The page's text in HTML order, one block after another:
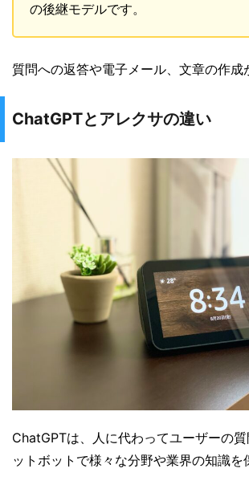
の後継モデルです。
質問への返答や電子メール、文章の作成
ChatGPTとアレクサの違い
ChatGPTは、人に代わってユーザーの
ットボットで様々な分野や業界の知識を